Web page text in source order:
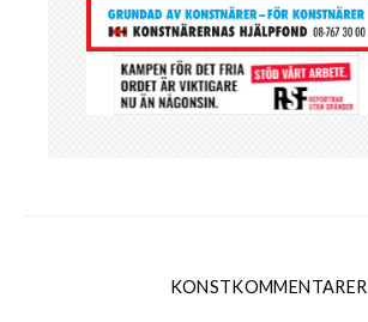
KONSTKOMMENTARER